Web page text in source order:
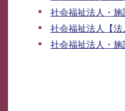
社会福祉法人・
社会福祉法人【
社会福祉法人・施